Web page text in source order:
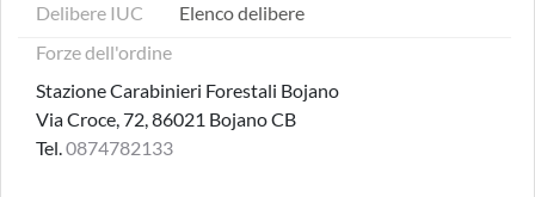
Delibere IUC
Elenco delibere
Forze dell'ordine
Stazione Carabinieri Forestali Bojano
Via Croce, 72, 86021 Bojano CB
Tel.0874782133